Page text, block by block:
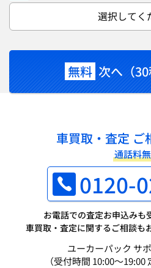
選択してく
無料 次へ（30
車買取・査定 ご
通話料
0120-
お電話での査定お申込みも
車買取・査定に関するご相談も
ユーカーパック サ
（受付時間 10:00～19:00